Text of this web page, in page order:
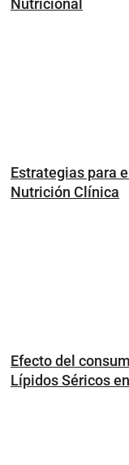
Nutricional
Estrategias para
Nutrición Clínica
Efecto del
Lípidos Séricos